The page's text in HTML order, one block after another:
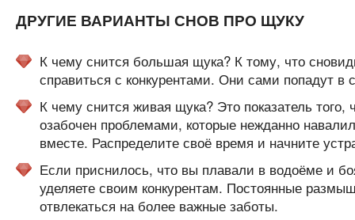
ДРУГИЕ ВАРИАНТЫ СНОВ ПРО ЩУКУ
К чему снится большая щука? К тому, что
справиться с конкурентами. Они сами попадут в
К чему снится живая щука? Это показатель
озабочен проблемами, которые нежданно
вместе. Распределите своё время и начните
Если приснилось, что вы плавали в водоёме и
уделяете своим конкурентам. Постоянные
отвлекаться на более важные заботы.